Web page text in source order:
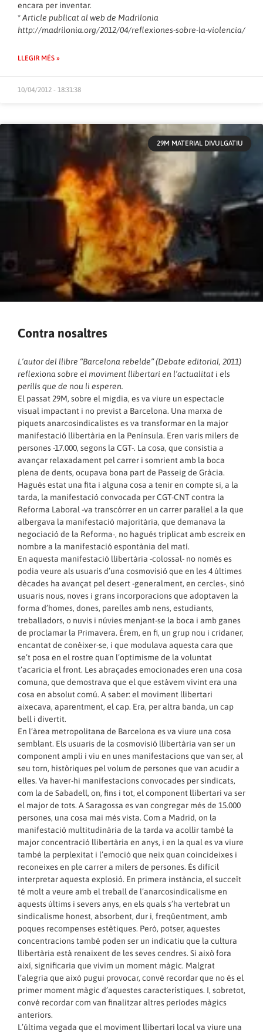
encara per inventar.
*Article publicat al web de Madrilonia
http://madrilonia.org/2012/04/reflexiones-sobre-la-violencia/
LLEGIR MÉS »
10/04/2012 - 18:31:38
29M MATERIAL DIVULGATIU
Contra nosaltres
L’autor del llibre “Barcelona rebelde” (Debate editorial, 2011)
reflexiona sobre el moviment llibertari en l’actualitat i els
perills que de nou li esperen.
El passat 29M, sobre el migdia, es va viure un espectacle
visual impactant i no previst a Barcelona. Una marxa de
piquets anarcosindicalistes es va transformar en la major
manifestació llibertària en la Península. Eren varis milers de
persones -17.000, segons la CGT-. La cosa, que consistia a
avançar relaxadament pel carrer i somrient amb la boca
plena de dents, ocupava bona part de Passeig de Gràcia.
Hagués estat una fita i alguna cosa a tenir en compte si, a la
tarda, la manifestació convocada per CGT-CNT contra la
Reforma Laboral -va transcórrer en un carrer paral·lel a la que
albergava la manifestació majoritària, que demanava la
negociació de la Reforma-, no hagués triplicat amb escreix en
nombre a la manifestació espontània del matí.
En aquesta manifestació llibertària -colossal- no només es
podia veure als usuaris d’una cosmovisió que en les 4 últimes
dècades ha avançat pel desert -generalment, en cercles-, sinó
usuaris nous, noves i grans incorporacions que adoptaven la
forma d’homes, dones, parelles amb nens, estudiants,
treballadors, o nuvis i núvies menjant-se la boca i amb ganes
de proclamar la Primavera. Érem, en fi, un grup nou i cridaner,
encantat de conèixer-se, i que modulava aquesta cara que
se’t posa en el rostre quan l’optimisme de la voluntat
t’acaricia el front. Les abraçades emocionades eren una cosa
comuna, que demostrava que el que estàvem vivint era una
cosa en absolut comú. A saber: el moviment llibertari
aixecava, aparentment, el cap. Era, per altra banda, un cap
bell i divertit.
En l’àrea metropolitana de Barcelona es va viure una cosa
semblant. Els usuaris de la cosmovisió llibertària van ser un
component ampli i viu en unes manifestacions que van ser, al
seu torn, històriques pel volum de persones que van acudir a
elles. Va haver-hi manifestacions convocades per sindicats,
com la de Sabadell, on, fins i tot, el component llibertari va ser
el major de tots. A Saragossa es van congregar més de 15.000
persones, una cosa mai més vista. Com a Madrid, on la
manifestació multitudinària de la tarda va acollir també la
major concentració llibertària en anys, i en la qual es va viure
també la perplexitat i l’emoció que neix quan coincideixes i
reconeixes en ple carrer a milers de persones. És difícil
interpretar aquesta explosió. En primera instància, el succeït
té molt a veure amb el treball de l’anarcosindicalisme en
aquests últims i severs anys, en els quals s’ha vertebrat un
sindicalisme honest, absorbent, dur i, freqüentment, amb
poques recompenses estètiques. Però, potser, aquestes
concentracions també poden ser un indicatiu que la cultura
llibertària està renaixent de les seves cendres. Si això fora
així, significaria que vivim un moment màgic. Malgrat
l’alegria que això pugui provocar, convé recordar que no és el
primer moment màgic d’aquestes característiques. I, sobretot,
convé recordar com van finalitzar altres períodes màgics
anteriors.
L’última vegada que el moviment llibertari local va viure una